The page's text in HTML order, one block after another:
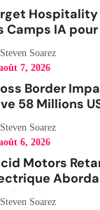
Hospitality
Camps IA
Soarez
7, 2026
Border
58 Millions
Soarez
6, 2026
Motors
Soarez